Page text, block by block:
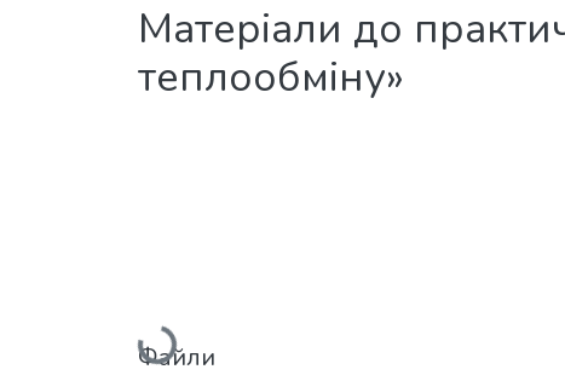
Матеріали до
теплообміну»
Вантажиться...
Файли